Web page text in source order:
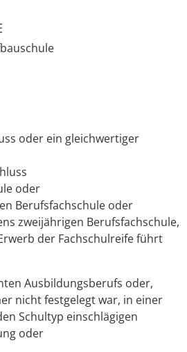
oder ein gleichwertiger
oder
Berufsfachschule oder
zweijährigen Berufsfachschule,
der Fachschulreife führt
Ausbildungsberufs oder,
nicht festgelegt war, in einer
Schultyp einschlägigen
oder